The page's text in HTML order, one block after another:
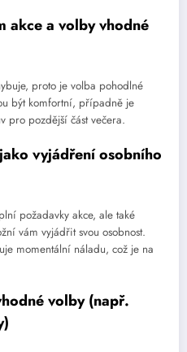
akce a volby vhodné
proto je volba pohodlné
být komfortní, případně je
pro pozdější část večera.
vyjádření osobního
požadavky akce, ale také
vám vyjádřit svou osobnost.
momentální náladu, což je na
volby (např.